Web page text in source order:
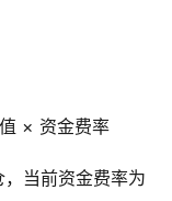
× 资金费率
当前资金费率为